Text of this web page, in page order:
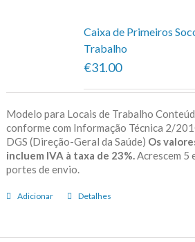
Caixa de Primeiros
Trabalho
€31.00
Modelo para Locais de Trabalho
conforme com Informação Técnica 2/
DGS (Direção-Geral da Saúde) Os
incluem IVA à taxa de 23%. Acrescem 5
portes de envio.
Adicionar Detalhes